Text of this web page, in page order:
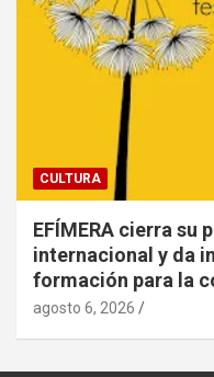
CULTURA
EFÍMERA cierra su
internacional y da
formación para la
agosto 6, 2026